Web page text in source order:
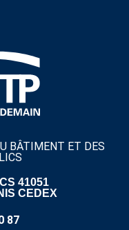
BÂTIMENT ET DES
41051
CEDEX
87